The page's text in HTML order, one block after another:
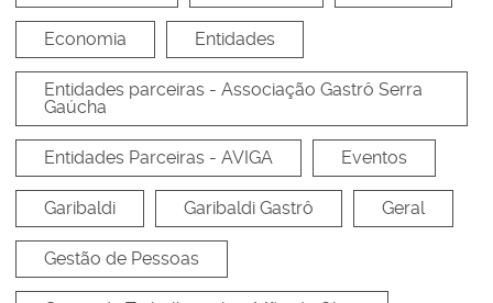
Economia Entidades
Entidades parceiras - Associação Gastrô Serra
Gaúcha
Entidades Parceiras - AVIGA Eventos
Garibaldi Garibaldi Gastrô Geral
Gestão de Pessoas